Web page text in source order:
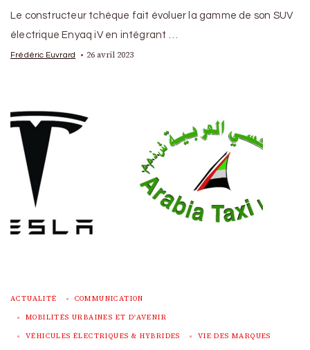
Le constructeur tchèque fait évoluer la gamme de son SUV
électrique Enyaq iV en intégrant …
Frédéric Euvrard 26 avril 2023
ACTUALITÉ COMMUNICATION
MOBILITÉS URBAINES ET D'AVENIR
VÉHICULES ÉLECTRIQUES & HYBRIDES VIE DES MARQUES